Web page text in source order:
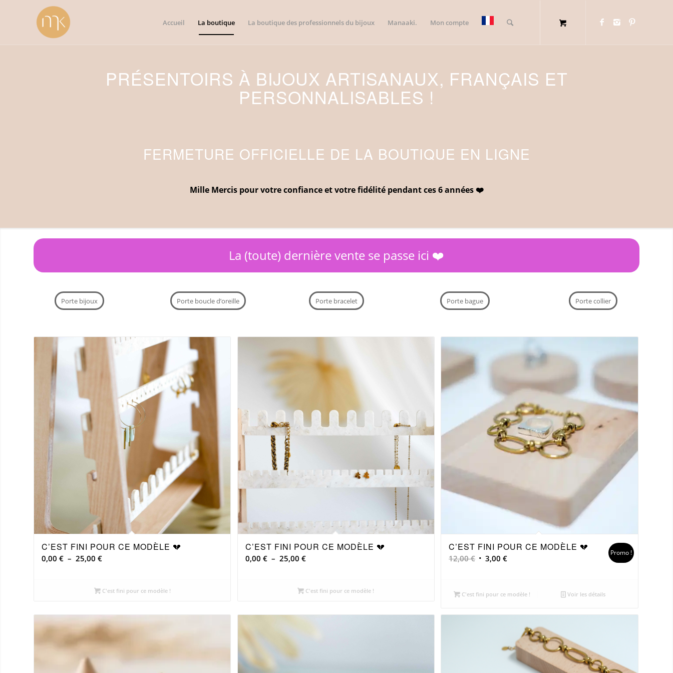
Accueil La boutique La boutique des professionnels du bijoux Manaaki. Mon compte
PRÉSENTOIRS À BIJOUX ARTISANAUX, FRANÇAIS ET
PERSONNALISABLES !
FERMETURE OFFICIELLE DE LA BOUTIQUE EN LIGNE
Mille Mercis pour votre confiance et votre fidélité pendant ces 6 années ❤️
La (toute) dernière vente se passe ici ❤️
Porte bijoux Porte boucle d’oreille Porte bracelet Porte bague Porte collier
C’EST FINI POUR CE MODÈLE 💔
0,00 € – 25,00 €Plage
0,00 €
25,00 €
C'est fini pour ce modèle !
C’EST FINI POUR CE MODÈLE 💔
0,00 € – 25,00 €Plage
0,00 €
25,00 €
C'est fini pour ce modèle !
C’EST FINI POUR CE MODÈLE 💔
12,00€ Le
était :
3,00€Le
est :
Promo !
C'est fini pour ce modèle ! Voir les détails